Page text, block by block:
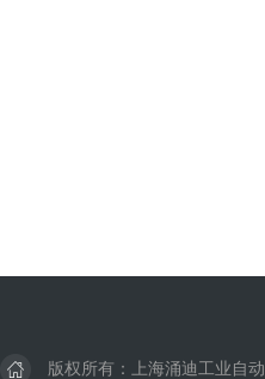
版权所有：上海涌迪工业自